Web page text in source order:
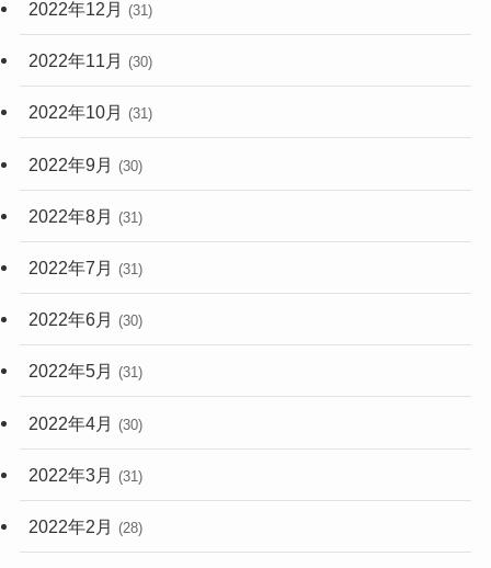
2022年12月 (31)
2022年11月 (30)
2022年10月 (31)
2022年9月 (30)
2022年8月 (31)
2022年7月 (31)
2022年6月 (30)
2022年5月 (31)
2022年4月 (30)
2022年3月 (31)
2022年2月 (28)